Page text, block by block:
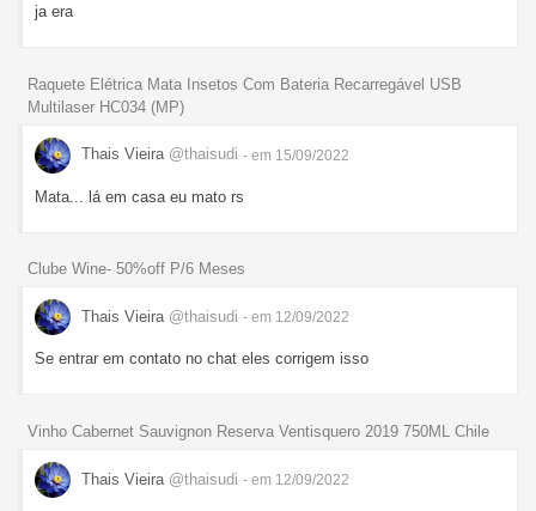
ja era
Raquete Elétrica Mata Insetos Com Bateria Recarregável USB
Multilaser HC034 (MP)
Thais Vieira @thaisudi - em 15/09/2022
Mata... lá em casa eu mato rs
Clube Wine- 50%off P/6 Meses
Thais Vieira @thaisudi - em 12/09/2022
Se entrar em contato no chat eles corrigem isso
Vinho Cabernet Sauvignon Reserva Ventisquero 2019 750ML Chile
Thais Vieira @thaisudi - em 12/09/2022